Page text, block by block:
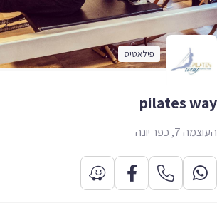
פילאטיס
pilates
7, כפר יונה